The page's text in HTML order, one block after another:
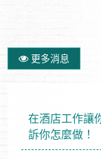
更多消息
在酒店工作讓
訴你怎麼做！